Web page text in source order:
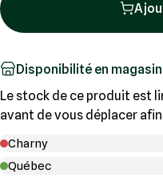
Disponibilité en magasin
Le stock de ce produit est
avant de vous déplacer
Charny
Québec